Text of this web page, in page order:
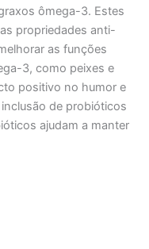
ômega-3. Estes
propriedades anti-
as funções
3, como peixes e
positivo no humor e
de probióticos
ajudam a manter